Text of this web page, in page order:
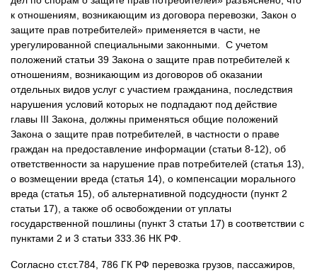
к отношениям, возникающим из договора перевозки, Закон о
защите прав потребителей» применяется в части, не
урегулированной специальными законными. С учетом
положений статьи 39 Закона о защите прав потребителей к
отношениям, возникающим из договоров об оказании
отдельных видов услуг с участием гражданина, последствия
нарушения условий которых не подпадают под действие
главы III Закона, должны применяться общие положений
Закона о защите прав потребителей, в частности о праве
граждан на предоставление информации (статьи 8-12), об
ответственности за нарушение прав потребителей (статья 13),
о возмещении вреда (статья 14), о компенсации морального
вреда (статья 15), об альтернативной подсудности (пункт 2
статьи 17), а также об освобождении от уплаты
государственной пошлины (пункт 3 статьи 17) в соответствии с
пунктами 2 и 3 статьи 333.36 НК РФ.
Согласно ст.ст.784, 786 ГК РФ перевозка грузов, пассажиров,